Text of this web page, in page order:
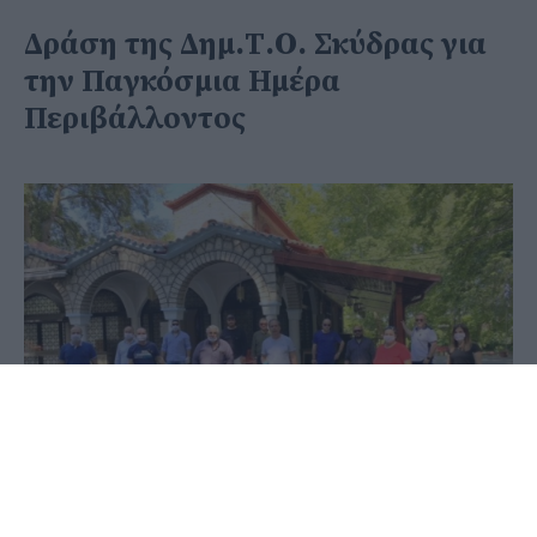
Δράση της Δημ.Τ.Ο. Σκύδρας για
την Παγκόσμια Ημέρα
Περιβάλλοντος